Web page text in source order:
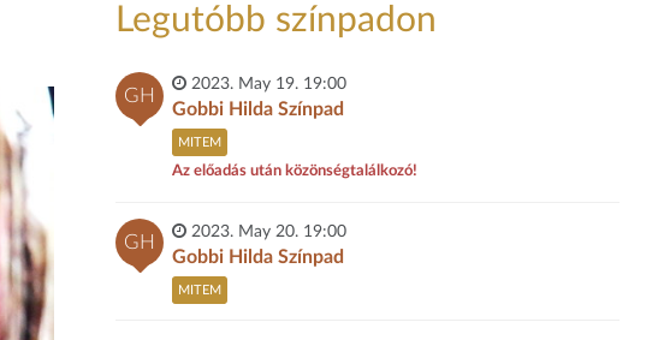
Legutóbb színpadon
GH
2023. May 19. 19:00
Gobbi Hilda Színpad
MITEM
Az előadás után közönségtalálkozó!
GH
2023. May 20. 19:00
Gobbi Hilda Színpad
MITEM